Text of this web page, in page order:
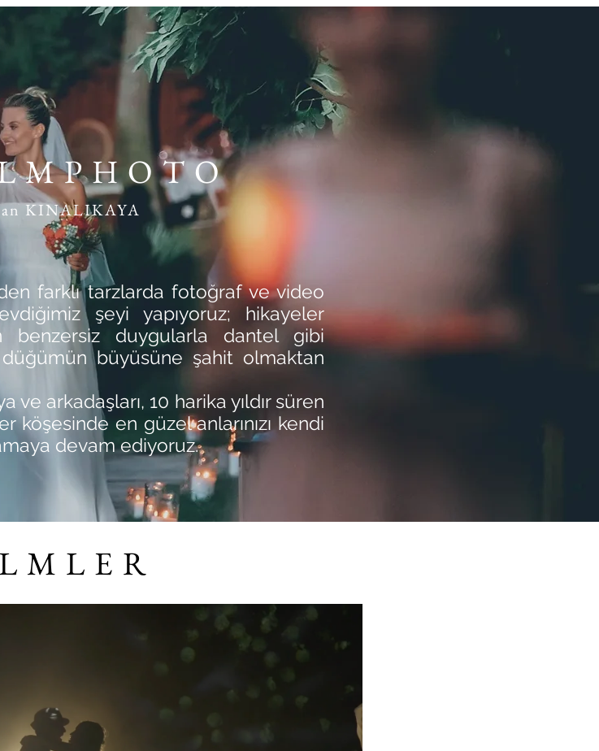
M P H O T O
KINALIKAYA
farklı tarzlarda fotoğraf ve video
şeyi yapıyoruz; hikayeler
benzersiz duygularla dantel gibi
büyüsüne şahit olmaktan
ve arkadaşları, 10 harika yıldır süren
köşesinde en güzel anlarınızı kendi
devam ediyoruz.
M L E R